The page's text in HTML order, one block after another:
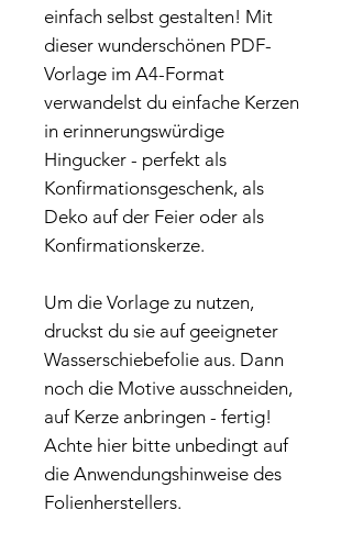
einfach selbst gestalten! Mit
dieser wunderschönen PDF-
Vorlage im A4-Format
verwandelst du einfache Kerzen
in erinnerungswürdige
Hingucker - perfekt als
Konfirmationsgeschenk, als
Deko auf der Feier oder als
Konfirmationskerze.
Um die Vorlage zu nutzen,
druckst du sie auf geeigneter
Wasserschiebefolie aus. Dann
noch die Motive ausschneiden,
auf Kerze anbringen - fertig!
Achte hier bitte unbedingt auf
die Anwendungshinweise des
Folienherstellers.